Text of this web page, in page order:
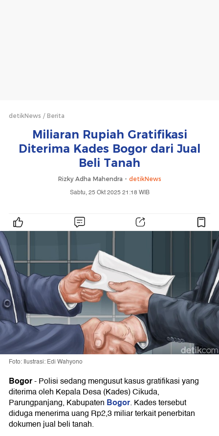
detikNews Berita
Miliaran Rupiah Gratifikasi
Diterima Kades Bogor dari Jual
Beli Tanah
Rizky Adha Mahendra - detikNews
Sabtu, 25 Okt 2025 21:18 WIB
Foto: Ilustrasi: Edi Wahyono
Bogor-Polisi sedang mengusut kasus gratifikasi yang
diterima oleh Kepala Desa (Kades) Cikuda,
Parungpanjang, Kabupaten Bogor. Kades tersebut
diduga menerima uang Rp2,3 miliar terkait penerbitan
dokumen jual beli tanah.